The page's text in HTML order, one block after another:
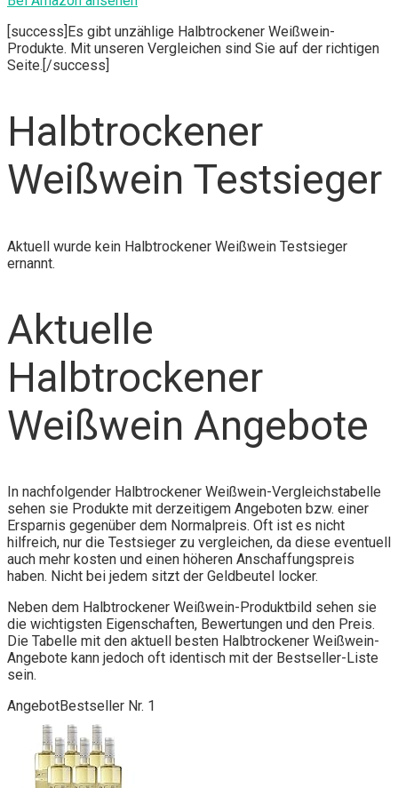
[success]Es gibt unzählige Halbtrockener Weißwein-
Produkte. Mit unseren Vergleichen sind Sie auf der richtigen
Seite.[/success]
Halbtrockener
Weißwein Testsieger
Aktuell wurde kein Halbtrockener Weißwein Testsieger
ernannt.
Aktuelle
Halbtrockener
Weißwein Angebote
In nachfolgender Halbtrockener Weißwein-Vergleichstabelle
sehen sie Produkte mit derzeitigem Angeboten bzw. einer
Ersparnis gegenüber dem Normalpreis. Oft ist es nicht
hilfreich, nur die Testsieger zu vergleichen, da diese eventuell
auch mehr kosten und einen höheren Anschaffungspreis
haben. Nicht bei jedem sitzt der Geldbeutel locker.
Neben dem Halbtrockener Weißwein-Produktbild sehen sie
die wichtigsten Eigenschaften, Bewertungen und den Preis.
Die Tabelle mit den aktuell besten Halbtrockener Weißwein-
Angebote kann jedoch oft identisch mit der Bestseller-Liste
sein.
AngebotBestseller Nr. 1